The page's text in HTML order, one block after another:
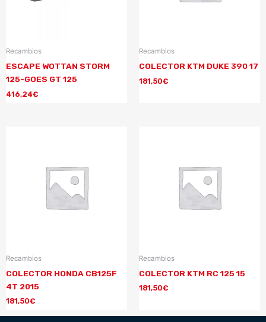
Recambios
ESCAPE WOTTAN STORM
125-GOES GT 125
416,24€
Recambios
COLECTOR KTM DUKE 390 17
181,50€
Recambios
COLECTOR HONDA CB125F
4T 2015
181,50€
Recambios
COLECTOR KTM RC 125 15
181,50€